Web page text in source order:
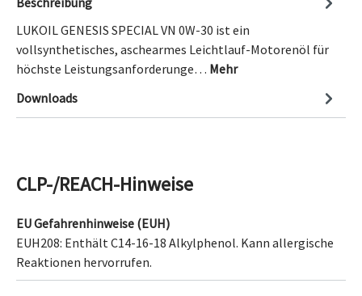
LUKOIL GENESIS SPECIAL VN 0W-30 ist ein
vollsynthetisches, aschearmes Leichtlauf-Motorenöl für
höchste Leistungsanforderunge… Mehr
Downloads
CLP-/REACH-Hinweise
EU Gefahrenhinweise (EUH)
EUH208: Enthält C14-16-18 Alkylphenol. Kann allergische
Reaktionen hervorrufen.